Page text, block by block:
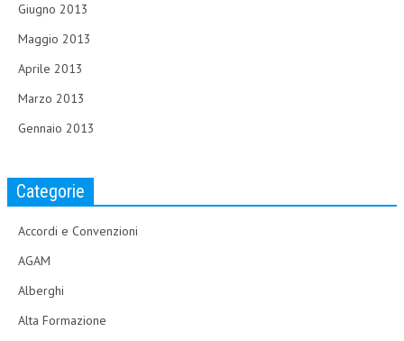
Giugno 2013
Maggio 2013
Aprile 2013
Marzo 2013
Gennaio 2013
Categorie
Accordi e Convenzioni
AGAM
Alberghi
Alta Formazione